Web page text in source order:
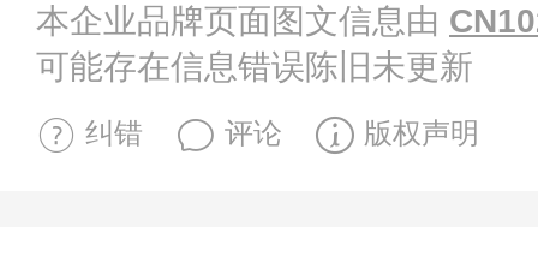
本企业品牌页面图文信息由
可能存在信息错误陈旧未更新
纠错 评论 版权声明